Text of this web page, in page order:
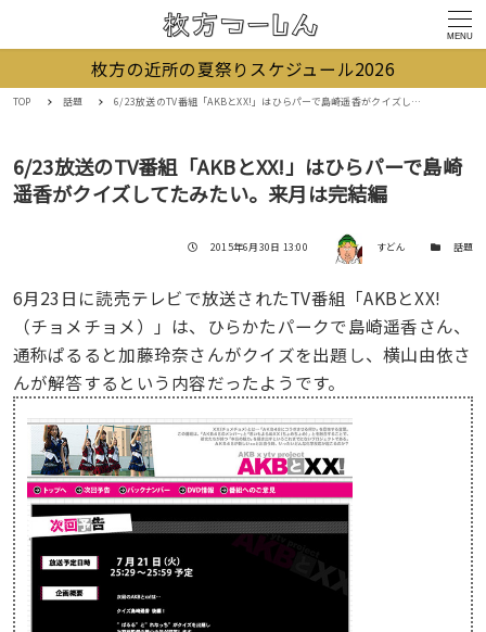
MENU
枚方の近所の夏祭りスケジュール2026
TOP 話題 6/23放送のTV番組「AKBとXX!」はひらパーで島崎遥香がクイズしてたみたい。来月は完結編
6/23放送のTV番組「AKBとXX!」はひらパーで島崎
遥香がクイズしてたみたい。来月は完結編
投稿日
2015年6月30日 13:00 著者 すどん カテゴリー
話題
6月23日に読売テレビで放送されたTV番組「AKBとXX!
（チョメチョメ）」は、ひらかたパークで島崎遥香さん、
通称ぱるると加藤玲奈さんがクイズを出題し、横山由依さ
んが解答するという内容だったようです。